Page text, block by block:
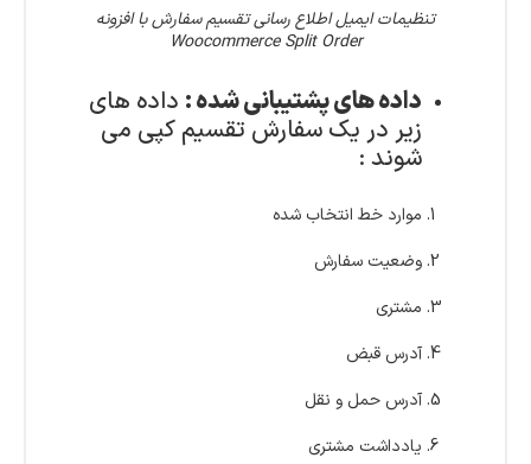
تنظیمات ایمیل اطلاع رسانی تقسیم سفارش با افزونه
Woocommerce Split Order
داده های پشتیبانی شده : داده های
زیر در یک سفارش تقسیم کپی می
شوند :
موارد خط انتخاب شده
وضعیت سفارش
مشتری
آدرس قبض
آدرس حمل و نقل
یادداشت مشتری